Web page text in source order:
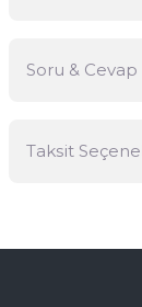
Soru & Cevap
Taksit